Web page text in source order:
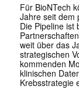
Für BioNTech
Jahre seit dem
Die Pipeline ist
weit über das
strategischen
kommenden
klinischen
Krebsstrategie